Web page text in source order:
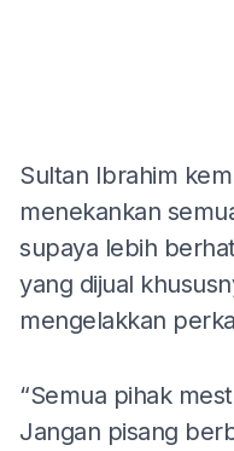
Sultan Ibrahim
menekankan
supaya lebih
yang dijual
mengelakkan
“Semua pihak
Jangan pisang